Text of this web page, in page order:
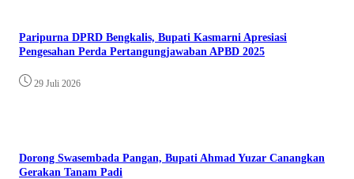
Paripurna DPRD Bengkalis, Bupati Kasmarni Apresiasi
Pengesahan Perda Pertangungjawaban APBD 2025
29 Juli 2026
Dorong Swasembada Pangan, Bupati Ahmad Yuzar Canangkan
Gerakan Tanam Padi